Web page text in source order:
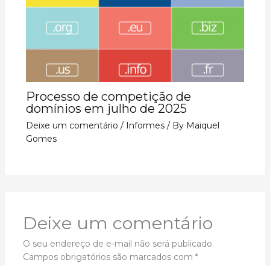
Processo de competição de
domínios em julho de 2025
Deixe um comentário / Informes/ By Maiquel
Gomes
Deixe um comentário
O seu endereço de e-mail não será publicado.
Campos obrigatórios são marcados com *